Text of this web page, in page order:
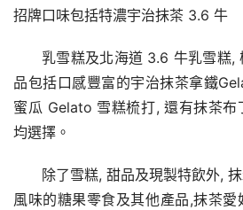
招牌口味包括特濃宇治抹茶 3.6 牛
乳雪糕及北海道 3.6 牛乳雪糕,
品包括口感豐富的宇治抹茶拿鐵
蜜瓜 Gelato 雪糕梳打, 還有抹茶布
均選擇。
除了雪糕, 甜品及現製特飲外,
風味的糖果零食及其他產品,抹茶